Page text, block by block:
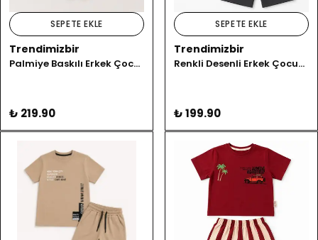
SEPETE EKLE
Trendimizbir
Palmiye Baskılı Erkek Çocuk Şort Takımı
₺ 219.90
SEPETE EKLE
Trendimizbir
Renkli Desenli Erkek Çocuk Şortlu Takım
₺ 199.90